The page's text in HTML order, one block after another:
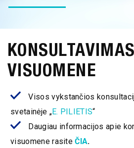
PREVENCIJA
ADMINISTRACINĖ
INFORMACIJA
PASLAUGOS
ATVIRI
DUOMENYS
VISUOMENE
Visos vykstančios
svetainėje „E. PILIETIS“
Daugiau informacijos apie
visuomene rasiteČIA.